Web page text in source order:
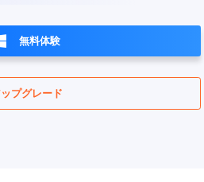
無料体験
プグレード